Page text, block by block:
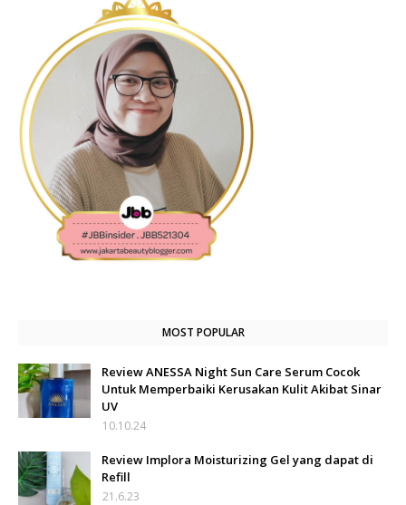
MOST POPULAR
Review ANESSA Night Sun Care Serum Cocok
Untuk Memperbaiki Kerusakan Kulit Akibat Sinar
UV
10.10.24
Review Implora Moisturizing Gel yang dapat di
Refill
21.6.23